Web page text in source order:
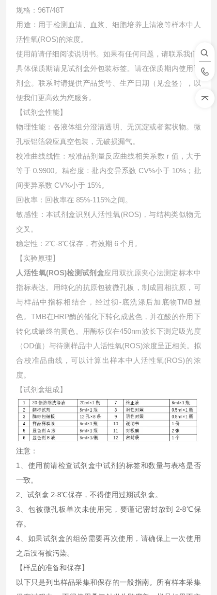
规格：96T/48T
用途：用于检测血清、血浆、细胞培养上清液等样本中 人
活性氧(ROS)的浓度。
使用前请仔细阅读说明书。如果有任何问题，请联系我们
具体保质期请见试剂盒外包装标签。请在保质期内使用试
剂盒。联系时请提供产品货号、生产日期（见盒签），以
便我们更高效为您服务。
【试剂盒性能】
物理性能：各液体组分澄清透明、无沉淀或者絮状物。微
孔板铝箔袋应真空包装，无破损漏气。
校准曲线线性：校准品剂量反应曲线相关系数 r 值，大于
等于 0.9900。精密度：批内变异系数 CV%小于 10%；批
间变异系数 CV%小于 15%。
回收率：回收率在 85%-115%之间。
敏感性：本试剂盒识别人活性氧(ROS)，与结构类似物无
交叉。
稳定性：2℃-8℃保存，有效期 6 个月。
【实验原理】
人活性氧(ROS)检测试剂盒应用双抗原夹心法测定标本中
指标表达。用纯化的抗原包被微孔板，制成固相抗原，可
与样品中指标相结合，经过彻-底洗涤后加底物TMB显
色。TMB在HRP酶的催化下转化成蓝色，并在酸的作用下
转化成最终的黄色。用酶标仪在450nm波长下测定吸光度
（OD值）与待测样品中 人活性氧(ROS)浓度呈正相关。拟
合校准品曲线，可以计算出样本中 人活性氧(ROS)的浓
度。
【试剂盒组成】
注意：
1、使用前请检查试剂盒中试剂的标签和数量与表格是否
一致。
2、试剂盒 2-8℃保存，不得使用过期试剂盒。
3、包被微孔板单次未使用完，要谨记密封放到 2-8℃保
存。
4、如果试剂盒的组份需要再次使用，请确保上一次使用
之后没有被污染。
【样品的准备和保存】
以下只是列出样品采集和保存的一般指南。所有样本采集